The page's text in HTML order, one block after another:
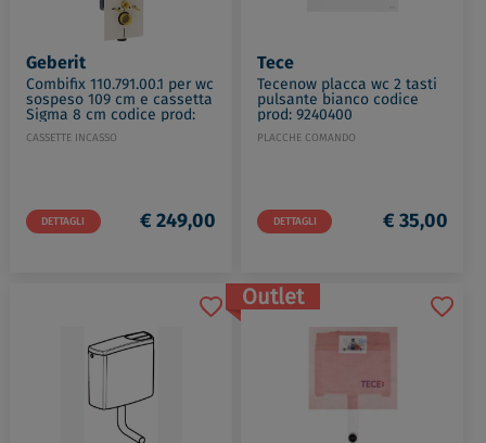
Geberit
Combifix 110.791.00.1 per wc
sospeso 109 cm e cassetta
Sigma 8 cm codice prod:
110.791.00.1
CASSETTE INCASSO
DETTAGLI € 249,00
Tece
Tecenow placca wc 2 tasti
pulsante bianco codice
prod: 9240400
PLACCHE COMANDO
DETTAGLI € 35,00
Outlet